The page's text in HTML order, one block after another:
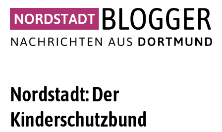
Nordstadt: Der
Kinderschutzbund